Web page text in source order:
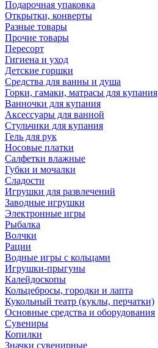
Подарочная упаковка
Открытки, конверты
Разные товары
Прочие товары
Пересорт
Гигиена и уход
Детские горшки
Средства для ванны и душа
Горки, гамаки, матрасы для купания
Ванночки для купания
Аксессуары для ванной
Стульчики для купания
Гель для рук
Носовые платки
Салфетки влажные
Губки и мочалки
Сладости
Игрушки для развлечений
Заводные игрушки
Электронные игры
Рыбалка
Волчки
Рации
Водные игры с кольцами
Игрушки-прыгуны
Калейдоскопы
Кольцебросы, городки и лапта
Кукольный театр (куклы, перчатки)
Основные средства и оборудования
Сувениры
Копилки
Значки сувенирные